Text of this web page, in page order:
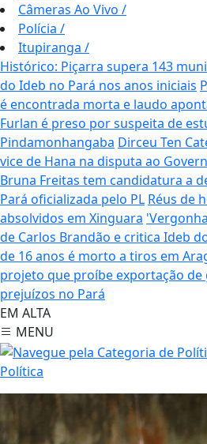
Câmeras Ao Vivo /
Polícia /
Itupiranga /
Histórico: Piçarra supera 143
do Ideb no Pará nos anos iniciais
é encontrada morta e laudo
Furlan é preso por suspeita de
Pindamonhangaba Dirceu Ten
vice de Hana na disputa ao
Bruna Freitas tem candidatura a
Pará oficializada pelo PL Réus de
absolvidos em Xinguara
de Carlos Brandão e critica Ideb
de 16 anos é morto a tiros em
projeto que proíbe exportação de
prejuízos no Pará
EM ALTA
MENU
Política